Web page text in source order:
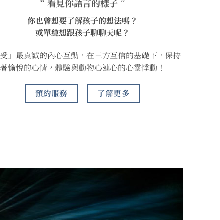
“ 看見你語言的樣子 ”
你也曾想要了解孩子的想法嗎？
或單純想跟孩子聊聊天呢？
」最真誠的內心互動，在三方互信的基礎下，保持
著愉悅的心情，體驗與動物心連心的心靈悸動！
預約服務 了解更多